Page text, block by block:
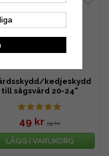
kedjeskydd
till sågsvärd 20-24"
49 kr 59 kr
LÄGG I VARUKORG